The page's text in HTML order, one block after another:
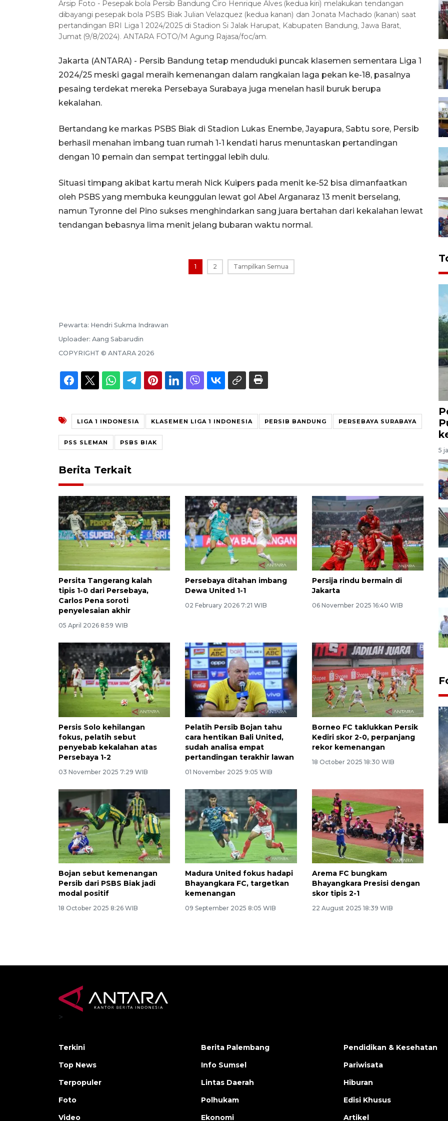
Arsip Foto - Pesepak bola Persib Bandung Ciro Henrique Alves (kedua kiri) melakukan tendangan
dibayangi pesepak bola PSBS Biak Julian Velazquez (kedua kanan) dan Jonata Machado (kanan) saat
pertandingan BRI Liga 1 2024/2025 di Stadion Si Jalak Harupat, Kabupaten Bandung, Jawa Barat,
Jumat (9/8/2024). ANTARA FOTO/M Agung Rajasa/foc/am.
Jakarta (ANTARA) - Persib Bandung tetap menduduki puncak klasemen sementara Liga 1
2024/25 meski gagal meraih kemenangan dalam rangkaian laga pekan ke-18, pasalnya
pesaing terdekat mereka Persebaya Surabaya juga menelan hasil buruk berupa
kekalahan.
Bertandang ke markas PSBS Biak di Stadion Lukas Enembe, Jayapura, Sabtu sore, Persib
berhasil menahan imbang tuan rumah 1-1 kendati harus menuntaskan pertandingan
dengan 10 pemain dan sempat tertinggal lebih dulu.
Situasi timpang akibat kartu merah Nick Kuipers pada menit ke-52 bisa dimanfaatkan
oleh PSBS yang membuka keunggulan lewat gol Abel Arganaraz 13 menit berselang,
namun Tyronne del Pino sukses menghindarkan sang juara bertahan dari kekalahan lewat
tendangan bebasnya lima menit jelang bubaran waktu normal.
1 2 Tampilkan Semua
Pewarta: Hendri Sukma Indrawan
Uploader: Aang Sabarudin
COPYRIGHT © ANTARA 2026
LIGA 1 INDONESIA KLASEMEN LIGA 1 INDONESIA PERSIB BANDUNG PERSEBAYA SURABAYA
PSS SLEMAN PSBS BIAK
Berita Terkait
Persita Tangerang kalah
tipis 1-0 dari Persebaya,
Carlos Pena soroti
penyelesaian akhir
05 April 2026 8:59 WIB
Persebaya ditahan imbang
Dewa United 1-1
02 February 2026 7:21 WIB
Persija rindu bermain di
Jakarta
06 November 2025 16:40 WIB
Persis Solo kehilangan
fokus, pelatih sebut
penyebab kekalahan atas
Persebaya 1-2
03 November 2025 7:29 WIB
Pelatih Persib Bojan tahu
cara hentikan Bali United,
sudah analisa empat
pertandingan terakhir lawan
01 November 2025 9:05 WIB
Borneo FC taklukkan Persik
Kediri skor 2-0, perpanjang
rekor kemenangan
18 October 2025 18:30 WIB
Bojan sebut kemenangan
Persib dari PSBS Biak jadi
modal positif
18 October 2025 8:26 WIB
Madura United fokus hadapi
Bhayangkara FC, targetkan
kemenangan
09 September 2025 8:05 WIB
Arema FC bungkam
Bhayangkara Presisi dengan
skor tipis 2-1
22 August 2025 18:39 WIB
5
kopi arabika Gayo
15 June 2026 11:15 WIB
>
Terkini
Top News
Terpopuler
Foto
Video
Berita Palembang
Info Sumsel
Lintas Daerah
Polhukam
Ekonomi
Pendidikan & Kesehatan
Pariwisata
Hiburan
Edisi Khusus
Artikel